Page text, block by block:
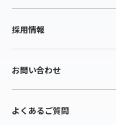
採用情報
お問い合わせ
よくあるご質問